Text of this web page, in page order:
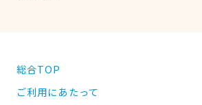
総合TOP
ご利用にあたって